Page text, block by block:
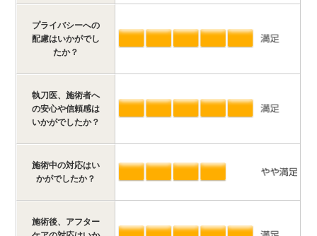
プライバシーへの
配慮はいかがでし
たか？
執刀医、施術者へ
の安心や信頼感は
いかがでしたか？
施術中の対応はい
かがでしたか？
施術後、アフター